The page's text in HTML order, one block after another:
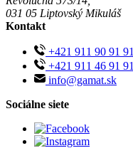
031 05 Liptovský Mikuláš
Kontakt
+421 911 90 91 91
+421 911 46 91 91
info@gamat.sk
Sociálne siete